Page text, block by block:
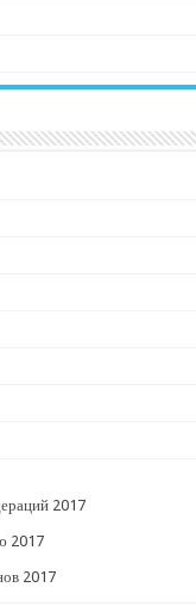
2017
2017
2017